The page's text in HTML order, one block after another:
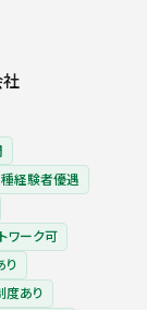
社
経験者優遇
ワーク可
り
度あり